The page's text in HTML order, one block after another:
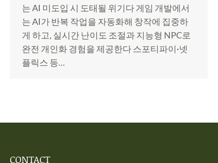
는 AI 미도입 시 도태될 위기다 게임 개발에서
는 AI가 반복 작업을 자동화해 창작에 집중하
게 하고, 실시간 난이도 조절과 지능형 NPC로
완전 개인화 경험을 제공한다 스포티파이·넷
플릭스 등…
CONTACT